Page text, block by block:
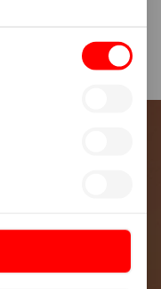
mūsų